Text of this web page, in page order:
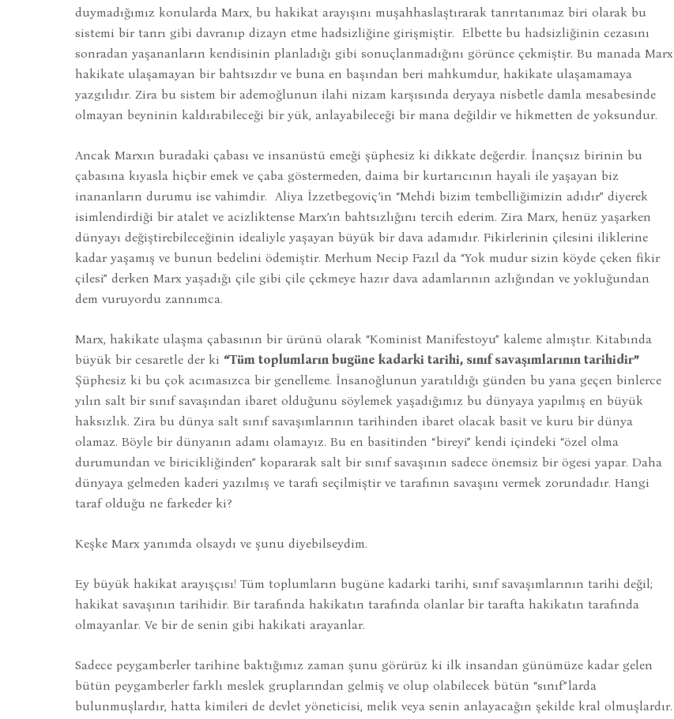
duymadığımız konularda Marx, bu hakikat arayışını muşahhaslaştırarak tanrıtanımaz biri olarak bu
sistemi bir tanrı gibi davranıp dizayn etme hadsizliğine girişmiştir. Elbette bu hadsizliğinin cezasını
sonradan yaşananların kendisinin planladığı gibi sonuçlanmadığını görünce çekmiştir. Bu manada Marx
hakikate ulaşamayan bir bahtsızdır ve buna en başından beri mahkumdur, hakikate ulaşamamaya
yazgılıdır. Zira bu sistem bir ademoğlunun ilahi nizam karşısında deryaya nisbetle damla mesabesinde
olmayan beyninin kaldırabileceği bir yük, anlayabileceği bir mana değildir ve hikmetten de yoksundur.
Ancak Marxın buradaki çabası ve insanüstü emeği şüphesiz ki dikkate değerdir. İnançsız birinin bu
çabasına kıyasla hiçbir emek ve çaba göstermeden, daima bir kurtarıcının hayali ile yaşayan biz
inananların durumu ise vahimdir. Aliya İzzetbegoviç’in “Mehdi bizim tembelliğimizin adıdır” diyerek
isimlendirdiği bir atalet ve acizliktense Marx’ın bahtsızlığını tercih ederim. Zira Marx, henüz yaşarken
dünyayı değiştirebileceğinin idealiyle yaşayan büyük bir dava adamıdır. Fikirlerinin çilesini iliklerine
kadar yaşamış ve bunun bedelini ödemiştir. Merhum Necip Fazıl da “Yok mudur sizin köyde çeken fikir
çilesi” derken Marx yaşadığı çile gibi çile çekmeye hazır dava adamlarının azlığından ve yokluğundan
dem vuruyordu zannımca.
Marx, hakikate ulaşma çabasının bir ürünü olarak “Kominist Manifestoyu” kaleme almıştır. Kitabında
büyük bir cesaretle der ki “Tüm toplumların bugüne kadarki tarihi, sınıf savaşımlarının tarihidir”
Şüphesiz ki bu çok acımasızca bir genelleme. İnsanoğlunun yaratıldığı günden bu yana geçen binlerce
yılın salt bir sınıf savaşından ibaret olduğunu söylemek yaşadığımız bu dünyaya yapılmış en büyük
haksızlık. Zira bu dünya salt sınıf savaşımlarının tarihinden ibaret olacak basit ve kuru bir dünya
olamaz. Böyle bir dünyanın adamı olamayız. Bu en basitinden “bireyi” kendi içindeki “özel olma
durumundan ve biricikliğinden” kopararak salt bir sınıf savaşının sadece önemsiz bir ögesi yapar. Daha
dünyaya gelmeden kaderi yazılmış ve tarafı seçilmiştir ve tarafının savaşını vermek zorundadır. Hangi
taraf olduğu ne farkeder ki?
Keşke Marx yanımda olsaydı ve şunu diyebilseydim.
Ey büyük hakikat arayışçısı! Tüm toplumların bugüne kadarki tarihi, sınıf savaşımlarının tarihi değil;
hakikat savaşının tarihidir. Bir tarafında hakikatın tarafında olanlar bir tarafta hakikatın tarafında
olmayanlar. Ve bir de senin gibi hakikati arayanlar.
Sadece peygamberler tarihine baktığımız zaman şunu görürüz ki ilk insandan günümüze kadar gelen
bütün peygamberler farklı meslek gruplarından gelmiş ve olup olabilecek bütün “sınıf”larda
bulunmuşlardır, hatta kimileri de devlet yöneticisi, melik veya senin anlayacağın şekilde kral olmuşlardır.